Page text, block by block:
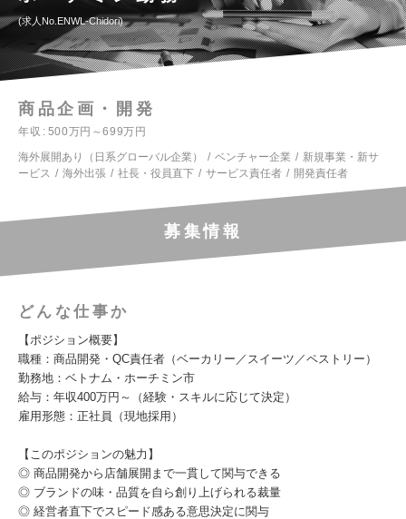
求人No.ENWL-Chidori
商品企画・開発
年収
500万円～699万円
海外展開あり（日系グローバル企業）
ベンチャー企業
新規事業・新サ
ービス
海外出張 社長・役員直下 サービス責任者 開発責任者
募集情報
どんな仕事か
【ポジション概要】
職種：商品開発・QC責任者（ベーカリー／スイーツ／ペストリー）
勤務地：ベトナム・ホーチミン市
給与：年収400万円～（経験・スキルに応じて決定）
雇用形態：正社員（現地採用）
【このポジションの魅力】
◎ 商品開発から店舗展開まで一貫して関与できる
◎ ブランドの味・品質を自ら創り上げられる裁量
◎ 経営者直下でスピード感ある意思決定に関与